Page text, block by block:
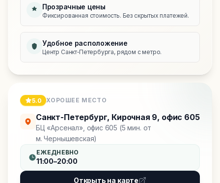
Прозрачные цены
Фиксированная стоимость. Без скрытых платежей.
Удобное расположение
Центр Санкт‑Петербурга, рядом с метро.
5.0 ХОРОШЕЕ МЕСТО
Санкт-Петербург, Кирочная 9, офис 605
БЦ «Арсенал», офис 605 (5 мин. от
м. Чернышевская)
ЕЖЕДНЕВНО
11:00–20:00
Открыть на карте